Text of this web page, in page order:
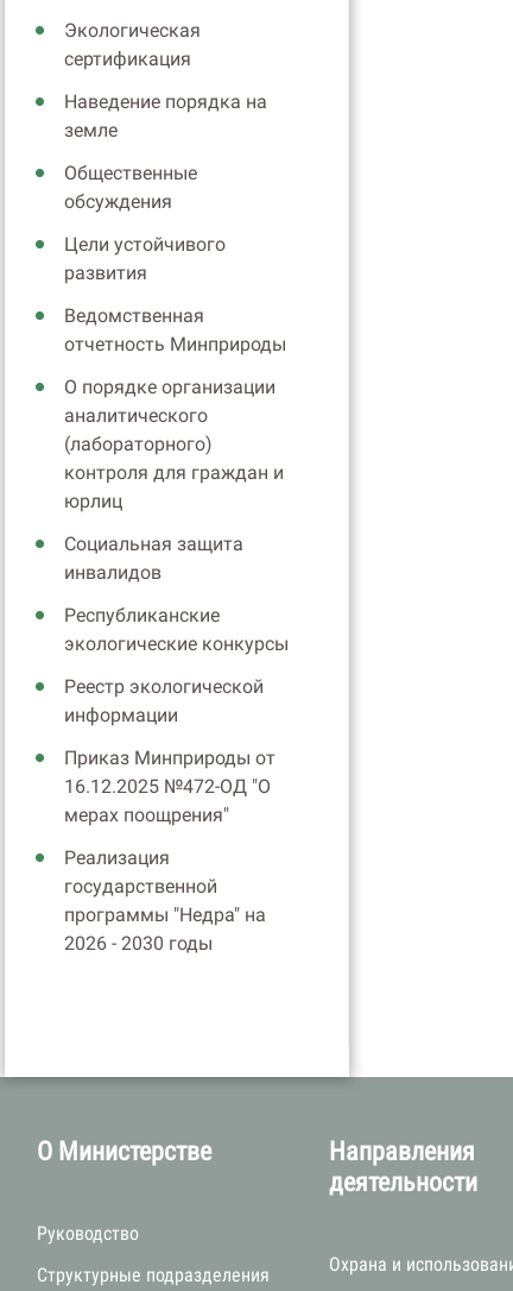
Экологическая
сертификация
Наведение порядка на
земле
Общественные
обсуждения
Цели устойчивого
развития
Ведомственная
отчетность Минприроды
О порядке организации
аналитического
(лабораторного)
контроля для граждан и
юрлиц
Социальная защита
инвалидов
Республиканские
экологические конкурсы
Реестр экологической
информации
Приказ Минприроды от
16.12.2025 №472-ОД "О
мерах поощрения"
Реализация
государственной
программы "Недра" на
2026 - 2030 годы
О Министерстве
Руководство
Структурные подразделения
Направления
деятельности
Охрана и